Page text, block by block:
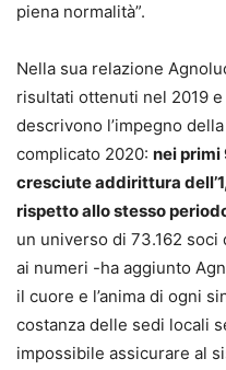
piena normalità”.
Nella sua relazione
risultati ottenuti nel 2019
descrivono l’impegno
complicato 2020: nei primi
cresciute addirittura
rispetto allo stesso
un universo di 73.162 soci
ai numeri -ha aggiunto
il cuore e l’anima di ogni
costanza delle sedi locali
impossibile assicurare al